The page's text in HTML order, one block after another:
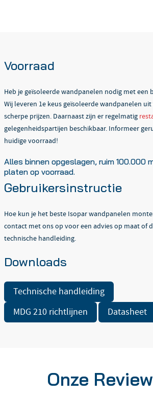
Voorraad
Heb je geïsoleerde wandpanelen nodig met een
Wij leveren 1e keus geïsoleerde wandpanelen
scherpe prijzen. Daarnaast zijn er regelmatig
gelegenheidspartijen beschikbaar. Informeer
huidige voorraad!
Alles binnen opgeslagen, ruim 100.000
platen op voorraad.
Gebruikersinstructie
Hoe kun je het beste Isopar wandpanelen
contact met ons op voor een advies op maat of
technische handleiding.
Downloads
Technische handleiding
MDG 210 richtlijnen
Datasheet
Onze